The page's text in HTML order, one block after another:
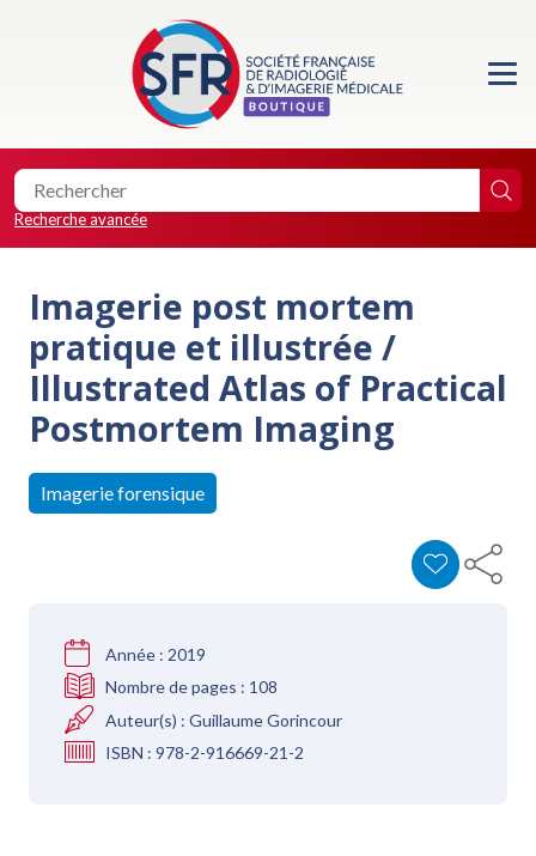
Accueil
Formations
Location de salle
Faire un don
0
Recherche avancée
Imagerie post mortem
pratique et illustrée /
Illustrated Atlas of Practical
Postmortem Imaging
Imagerie forensique
Année : 2019
Nombre de pages : 108
Auteur(s) : Guillaume Gorincour
ISBN : 978-2-916669-21-2